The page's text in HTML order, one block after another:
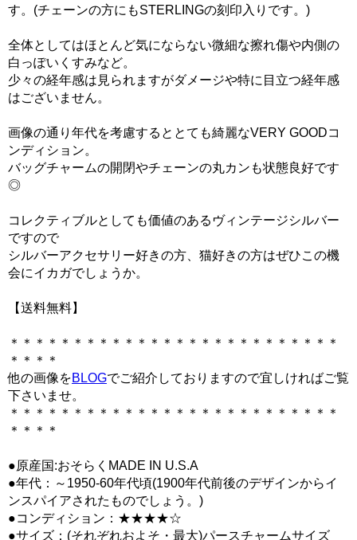
す。(チェーンの方にもSTERLINGの刻印入りです。)
全体としてはほとんど気にならない微細な擦れ傷や内側の
白っぽいくすみなど。
少々の経年感は見られますがダメージや特に目立つ経年感
はございません。
画像の通り年代を考慮するととても綺麗なVERY GOODコ
ンディション。
バッグチャームの開閉やチェーンの丸カンも状態良好です
◎
コレクティブルとしても価値のあるヴィンテージシルバー
ですので
シルバーアクセサリー好きの方、猫好きの方はぜひこの機
会にイカガでしょうか。
【送料無料】
＊＊＊＊＊＊＊＊＊＊＊＊＊＊＊＊＊＊＊＊＊＊＊＊＊＊
＊＊＊＊
他の画像をBLOGでご紹介しておりますので宜しければご覧
下さいませ。
＊＊＊＊＊＊＊＊＊＊＊＊＊＊＊＊＊＊＊＊＊＊＊＊＊＊
＊＊＊＊
●原産国:おそらくMADE IN U.S.A
●年代：～1950-60年代頃(1900年代前後のデザインからイ
ンスパイアされたものでしょう。)
●コンディション：★★★★☆
●サイズ：(それぞれおよそ・最大)パースチャームサイズ